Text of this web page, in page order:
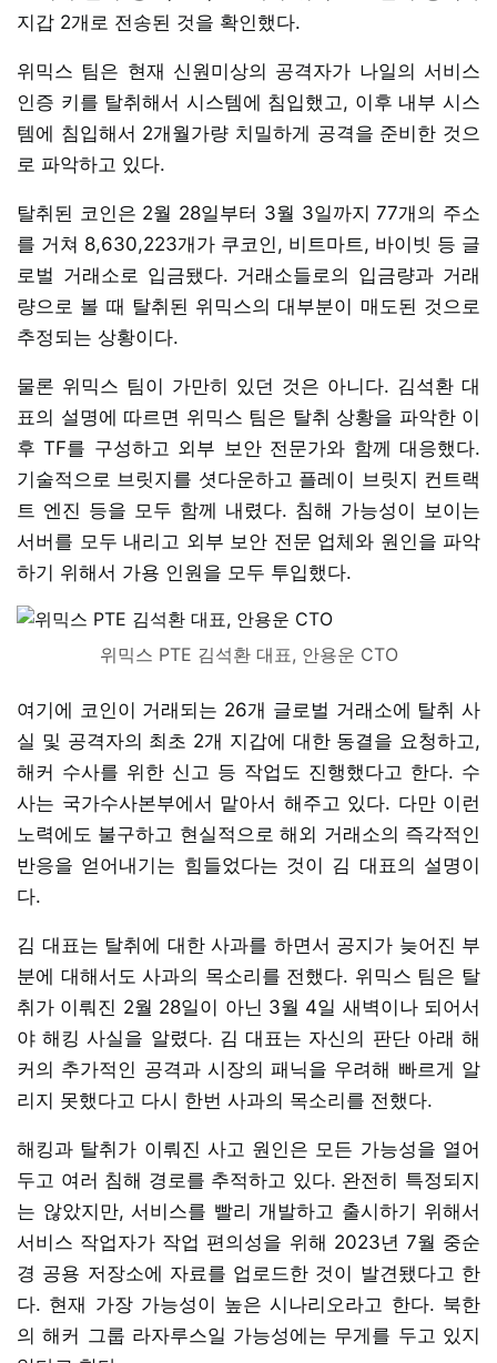
지갑 2개로 전송된 것을 확인했다.
위믹스 팀은 현재 신원미상의 공격자가 나일의 서비스
인증 키를 탈취해서 시스템에 침입했고, 이후 내부 시스
템에 침입해서 2개월가량 치밀하게 공격을 준비한 것으
로 파악하고 있다.
탈취된 코인은 2월 28일부터 3월 3일까지 77개의 주소
를 거쳐 8,630,223개가 쿠코인, 비트마트, 바이빗 등 글
로벌 거래소로 입금됐다. 거래소들로의 입금량과 거래
량으로 볼 때 탈취된 위믹스의 대부분이 매도된 것으로
추정되는 상황이다.
물론 위믹스 팀이 가만히 있던 것은 아니다. 김석환 대
표의 설명에 따르면 위믹스 팀은 탈취 상황을 파악한 이
후 TF를 구성하고 외부 보안 전문가와 함께 대응했다.
기술적으로 브릿지를 셧다운하고 플레이 브릿지 컨트랙
트 엔진 등을 모두 함께 내렸다. 침해 가능성이 보이는
서버를 모두 내리고 외부 보안 전문 업체와 원인을 파악
하기 위해서 가용 인원을 모두 투입했다.
위믹스 PTE 김석환 대표, 안용운 CTO
여기에 코인이 거래되는 26개 글로벌 거래소에 탈취 사
실 및 공격자의 최초 2개 지갑에 대한 동결을 요청하고,
해커 수사를 위한 신고 등 작업도 진행했다고 한다. 수
사는 국가수사본부에서 맡아서 해주고 있다. 다만 이런
노력에도 불구하고 현실적으로 해외 거래소의 즉각적인
반응을 얻어내기는 힘들었다는 것이 김 대표의 설명이
다.
김 대표는 탈취에 대한 사과를 하면서 공지가 늦어진 부
분에 대해서도 사과의 목소리를 전했다. 위믹스 팀은 탈
취가 이뤄진 2월 28일이 아닌 3월 4일 새벽이나 되어서
야 해킹 사실을 알렸다. 김 대표는 자신의 판단 아래 해
커의 추가적인 공격과 시장의 패닉을 우려해 빠르게 알
리지 못했다고 다시 한번 사과의 목소리를 전했다.
해킹과 탈취가 이뤄진 사고 원인은 모든 가능성을 열어
두고 여러 침해 경로를 추적하고 있다. 완전히 특정되지
는 않았지만, 서비스를 빨리 개발하고 출시하기 위해서
서비스 작업자가 작업 편의성을 위해 2023년 7월 중순
경 공용 저장소에 자료를 업로드한 것이 발견됐다고 한
다. 현재 가장 가능성이 높은 시나리오라고 한다. 북한
의 해커 그룹 라자루스일 가능성에는 무게를 두고 있지